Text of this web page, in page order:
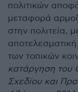
πολιτικών
μεταφορά
στην πολιτεία,
των τοπικών
κατάργηση του
Σχεδίου και